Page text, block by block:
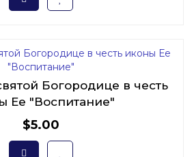
Богородице в честь
Ее "Воспитание"
$5.00